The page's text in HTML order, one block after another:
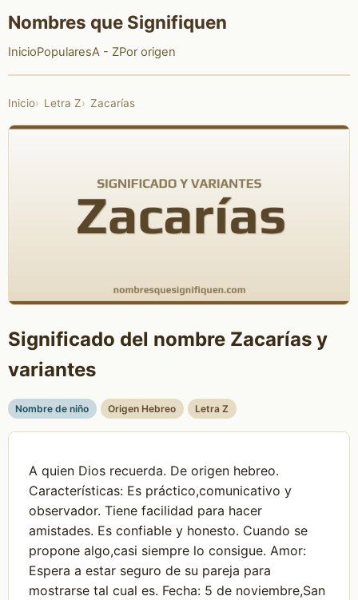
Nombres que Signifiquen
InicioPopularesA - ZPor origen
Inicio Letra Z Zacarías
Significado del nombre Zacarías y
variantes
Nombre de niño Origen Hebreo Letra Z
A quien Dios recuerda. De origen hebreo.
Características: Es práctico,comunicativo y
observador. Tiene facilidad para hacer
amistades. Es confiable y honesto. Cuando se
propone algo,casi siempre lo consigue. Amor:
Espera a estar seguro de su pareja para
mostrarse tal cual es. Fecha: 5 de noviembre,San